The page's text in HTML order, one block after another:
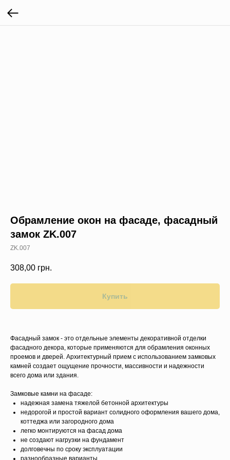
Обрамление окон на фасаде, фасадный
замок ZK.007
ZK.007
308,00 грн.
Купить
Фасадный замок - это отдельные элементы декоративной отделки
фасадного декора, которые применяются для обрамления оконных
проемов и дверей. Архитектурный прием с использованием замковых
камней создает ощущение прочности, массивности и надежности
всего дома или здания.
Замковые камни на фасаде:
надежная замена тяжелой бетонной архитектуры
недорогой и простой вариант солидного оформления вашего дома,
коттеджа или загородного дома
легко монтируются на фасад дома
не создают нагрузки на фундамент
долговечны по сроку эксплуатации